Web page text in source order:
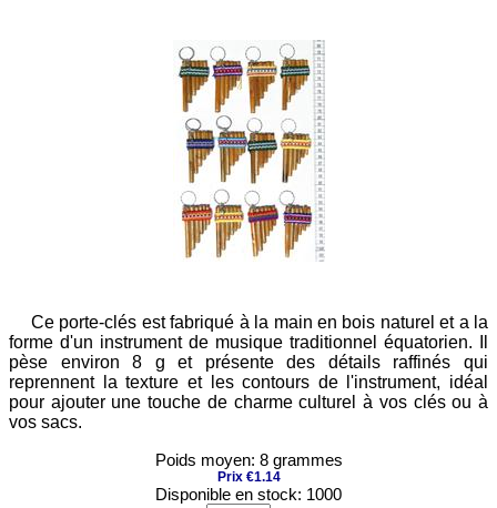
Ce porte-clés est fabriqué à la main en bois naturel et a la
forme d'un instrument de musique traditionnel équatorien. Il
pèse environ 8 g et présente des détails raffinés qui
reprennent la texture et les contours de l'instrument, idéal
pour ajouter une touche de charme culturel à vos clés ou à
vos sacs.
Poids moyen: 8 grammes
Prix €1.14
Disponible en stock: 1000